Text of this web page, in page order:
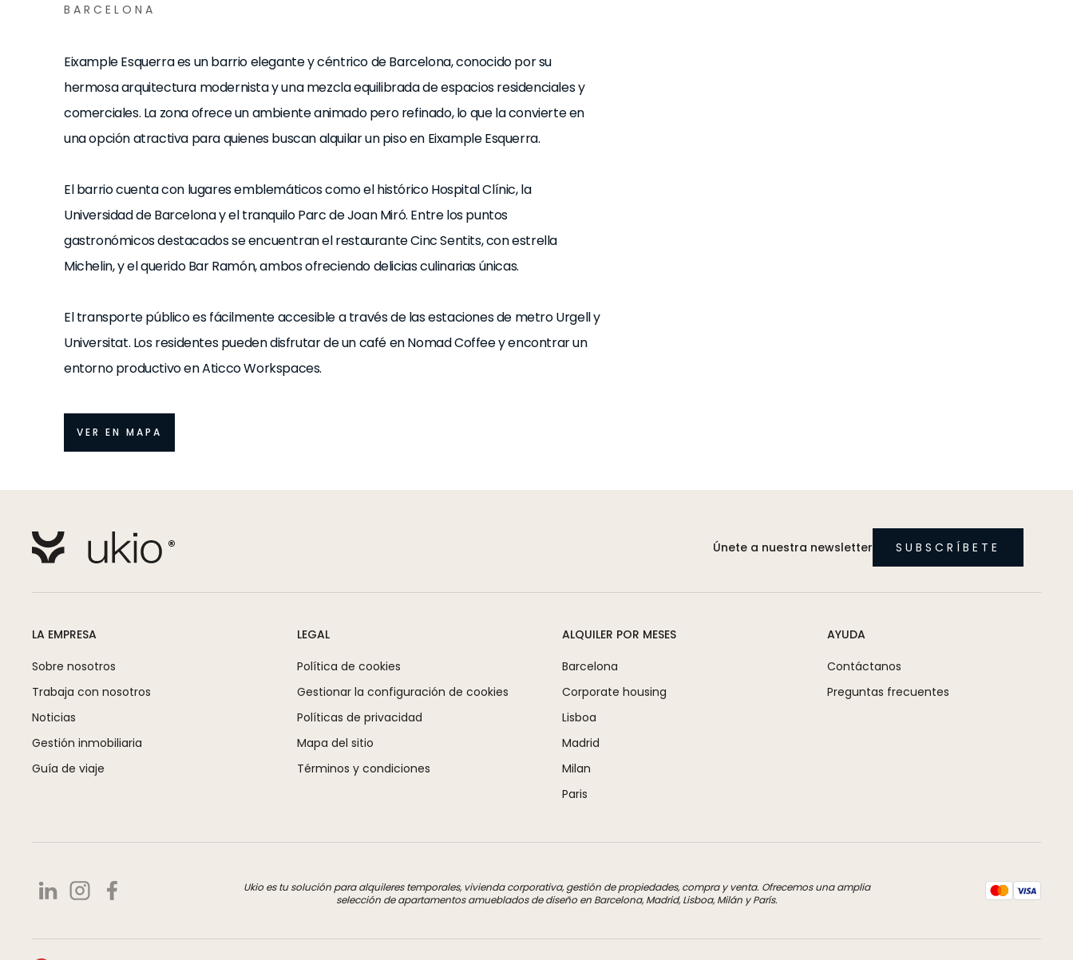
BARCELONA
Eixample Esquerra es un barrio elegante y céntrico de Barcelona, conocido por su
hermosa arquitectura modernista y una mezcla equilibrada de espacios residenciales y
comerciales. La zona ofrece un ambiente animado pero refinado, lo que la convierte en
una opción atractiva para quienes buscan alquilar un piso en Eixample Esquerra.
El barrio cuenta con lugares emblemáticos como el histórico Hospital Clínic, la
Universidad de Barcelona y el tranquilo Parc de Joan Miró. Entre los puntos
gastronómicos destacados se encuentran el restaurante Cinc Sentits, con estrella
Michelin, y el querido Bar Ramón, ambos ofreciendo delicias culinarias únicas.
El transporte público es fácilmente accesible a través de las estaciones de metro Urgell y
Universitat. Los residentes pueden disfrutar de un café en Nomad Coffee y encontrar un
entorno productivo en Aticco Workspaces.
VER EN MAPA
Únete a nuestra newsletter SUBSCRÍBETE
LA EMPRESA
Sobre nosotros
Trabaja con nosotros
Noticias
Gestión inmobiliaria
Guía de viaje
LEGAL
Política de cookies
Gestionar la configuración de cookies
Políticas de privacidad
Mapa del sitio
Términos y condiciones
ALQUILER POR MESES
Barcelona
Corporate housing
Lisboa
Madrid
Milan
Paris
AYUDA
Contáctanos
Preguntas frecuentes
Ukio es tu solución para alquileres temporales, vivienda corporativa, gestión de propiedades, compra y venta. Ofrecemos una amplia
selección de apartamentos amueblados de diseño en Barcelona, Madrid, Lisboa, Milán y París.